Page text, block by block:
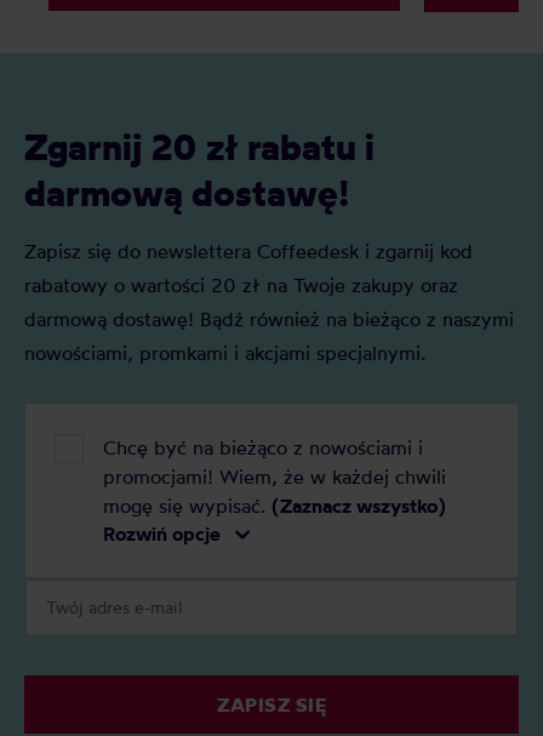
termicznych.
Zgarnij 20 zł rabatu i
darmową dostawę!
Zapisz się do newslettera Coffeedesk i zgarnij kod
rabatowy o wartości 20 zł na Twoje zakupy oraz
darmową dostawę! Bądź również na bieżąco z naszymi
nowościami, promkami i akcjami specjalnymi.
Chcę być na bieżąco z nowościami i
promocjami! Wiem, że w każdej chwili
mogę się wypisać. (Zaznacz wszystko)
Rozwiń opcje
ZAPISZ SIĘ